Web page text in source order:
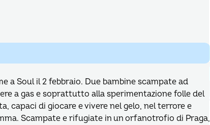
a Soul il 2 febbraio. Due bambine scampate ad
a gas e soprattutto alla sperimentazione folle del
capaci di giocare e vivere nel gelo, nel terrore e
Scampate e rifugiate in un orfanotrofio di Praga,